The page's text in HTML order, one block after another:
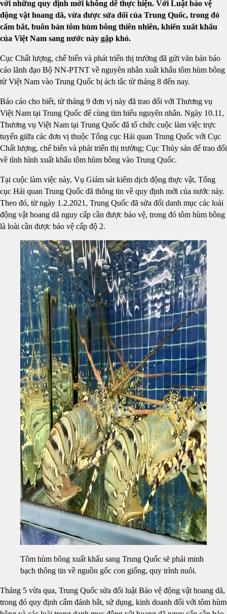
với những quy định mới không dễ thực hiện. Với Luật bảo vệ
động vật hoang dã, vừa được sửa đổi của Trung Quốc, trong đó
cấm bắt, buôn bán tôm hùm bông thiên nhiên, khiến xuất khẩu
của Việt Nam sang nước này gặp khó.
Cục Chất lượng, chế biến và phát triển thị trường đã gửi văn bản báo
cáo lãnh đạo Bộ NN-PTNT về nguyên nhân xuất khẩu tôm hùm bông
từ Việt Nam vào Trung Quốc bị ách tắc từ tháng 8 đến nay.
Báo cáo cho biết, từ tháng 9 đơn vị này đã trao đổi với Thương vụ
Việt Nam tại Trung Quốc để cùng tìm hiểu nguyên nhân. Ngày 10.11,
Thương vụ Việt Nam tại Trung Quốc đã tổ chức cuộc làm việc trực
tuyến giữa các đơn vị thuộc Tổng cục Hải quan Trung Quốc với Cục
Chất lượng, chế biến và phát triển thị trường; Cục Thủy sản để trao đổi
về tình hình xuất khẩu tôm hùm bông vào Trung Quốc.
Tại cuộc làm việc này, Vụ Giám sát kiểm dịch động thực vật, Tổng
cục Hải quan Trung Quốc đã thông tin về quy định mới của nước này.
Theo đó, từ ngày 1.2.2021, Trung Quốc đã sửa đổi danh mục các loài
động vật hoang dã nguy cấp cần được bảo vệ, trong đó tôm hùm bông
là loài cần được bảo vệ cấp độ 2.
Tôm hùm bông xuất khẩu sang Trung Quốc sẽ phải minh
bạch thông tin về nguồn gốc con giống, quy trình nuôi.
Tháng 5 vừa qua, Trung Quốc sửa đổi luật Bảo vệ động vật hoang dã,
trong đó quy định cấm đánh bắt, sử dụng, kinh doanh đối với tôm hùm